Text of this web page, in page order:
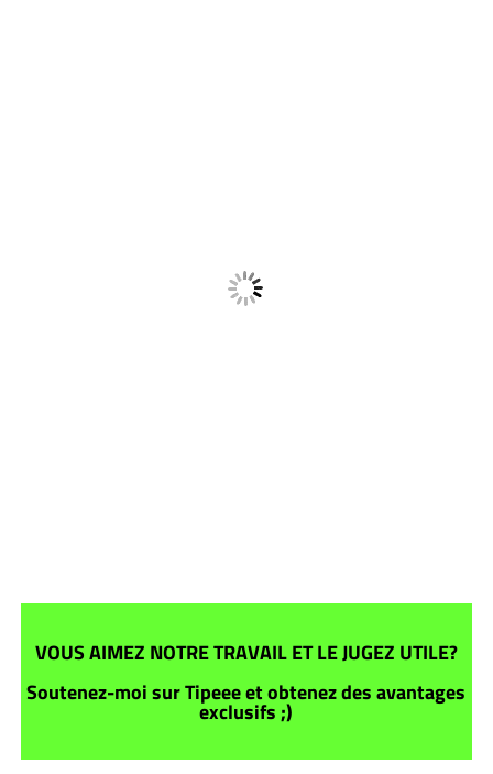
VOUS AIMEZ NOTRE TRAVAIL ET LE JUGEZ UTILE?
Soutenez-moi sur Tipeee et obtenez des avantages
exclusifs ;)